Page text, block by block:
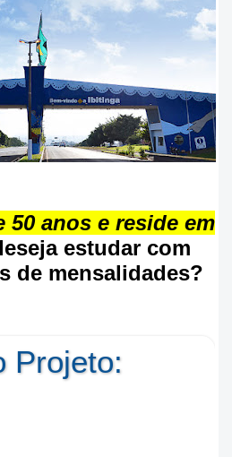
50 anos e reside em
estudar com
de mensalidades?